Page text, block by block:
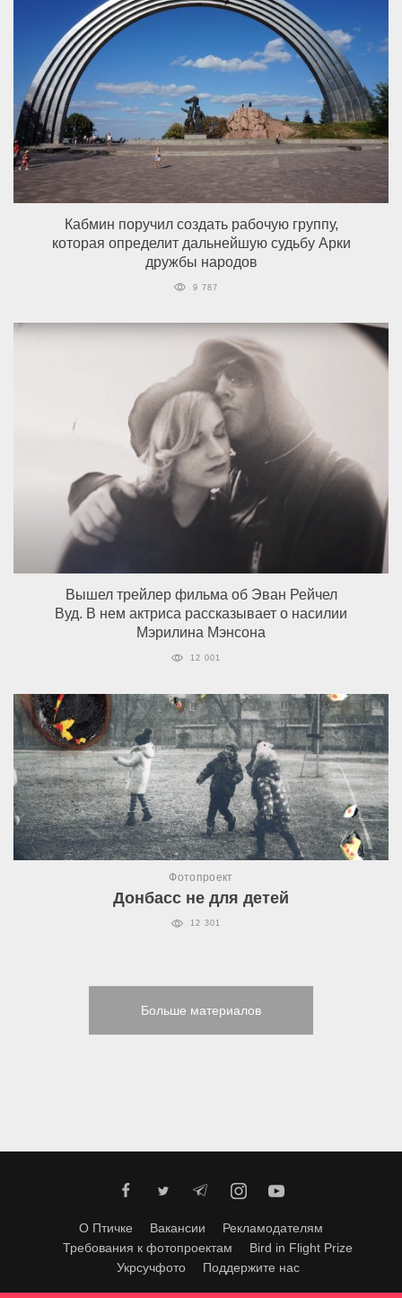
Кабмин поручил создать рабочую группу,
которая определит дальнейшую судьбу Арки
дружбы народов
9 787
Вышел трейлер фильма об Эван Рейчел
Вуд. В нем актриса рассказывает о насилии
Мэрилина Мэнсона
12 001
Фотопроект
Донбасс не для детей
12 301
Больше материалов
О Птичке Вакансии
Рекламодателям
Требования к фотопроектам
Bird in Flight Prize
Укрсучфото
Поддержите нас